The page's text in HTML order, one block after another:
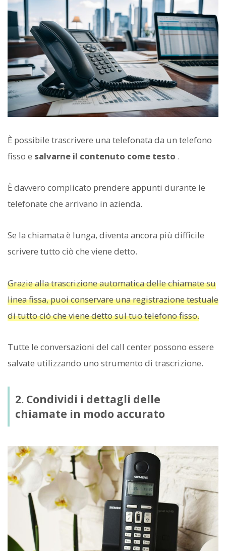
È possibile trascrivere una telefonata da un telefono
fisso e salvarne il contenuto come testo .
È davvero complicato prendere appunti durante le
telefonate che arrivano in azienda.
Se la chiamata è lunga, diventa ancora più difficile
scrivere tutto ciò che viene detto.
Grazie alla trascrizione automatica delle chiamate su
linea fissa, puoi conservare una registrazione testuale
di tutto ciò che viene detto sul tuo telefono fisso.
Tutte le conversazioni del call center possono essere
salvate utilizzando uno strumento di trascrizione.
2. Condividi i dettagli delle
chiamate in modo accurato